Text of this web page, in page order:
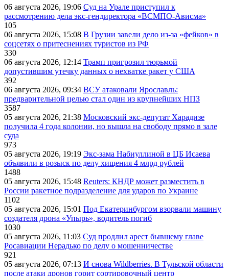
06 августа 2026, 19:06 Суд на Урале приступил к
рассмотрению дела экс-гендиректора «ВСМПО-Ависма»
105
06 августа 2026, 15:08 В Грузии завели дело из-за «фейков» в
соцсетях о притеснениях туристов из РФ
330
06 августа 2026, 12:14 Трамп пригрозил тюрьмой
допустившим утечку данных о нехватке ракет у США
392
06 августа 2026, 09:34 ВСУ атаковали Ярославль:
предварительной целью стал один из крупнейших НПЗ
3587
05 августа 2026, 21:38 Московский экс-депутат Харадизе
получила 4 года колонии, но вышла на свободу прямо в зале
суда
973
05 августа 2026, 19:19 Экс-зама Набиуллиной в ЦБ Исаева
объявили в розыск по делу хищения 4 млрд рублей
1488
05 августа 2026, 15:48 Reuters: КНДР может разместить в
России ракетное подразделение для ударов по Украине
1102
05 августа 2026, 15:01 Под Екатеринбургом взорвали машину
создателя дрона «Упырь», водитель погиб
1030
05 августа 2026, 11:03 Суд продлил арест бывшему главе
Росавиации Нерадько по делу о мошенничестве
921
05 августа 2026, 07:13 И снова Wildberries. В Тульской области
после атаки дронов горит сортировочный центр